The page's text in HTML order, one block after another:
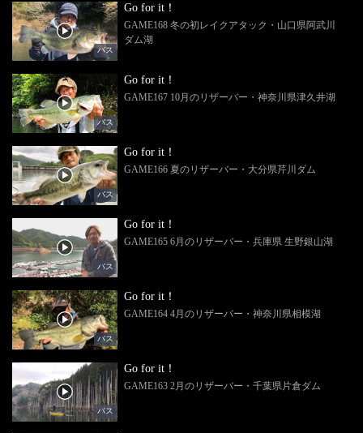
バス
Go for it！
GAME168 冬の初レイクアタック・山口県阿武川
ダム湖
バス
Go for it！
GAME167 10月のリザーバー・神奈川県津久井湖
バス
Go for it！
GAME166 夏のリザーバー・大分県芹川ダム
バス
Go for it！
GAME165 6月のリザーバー・兵庫県 生野銀山湖
バス
Go for it！
GAME164 4月のリザーバー・神奈川県相模湖
バス
Go for it！
GAME163 2月のリザーバー・千葉県片倉ダム